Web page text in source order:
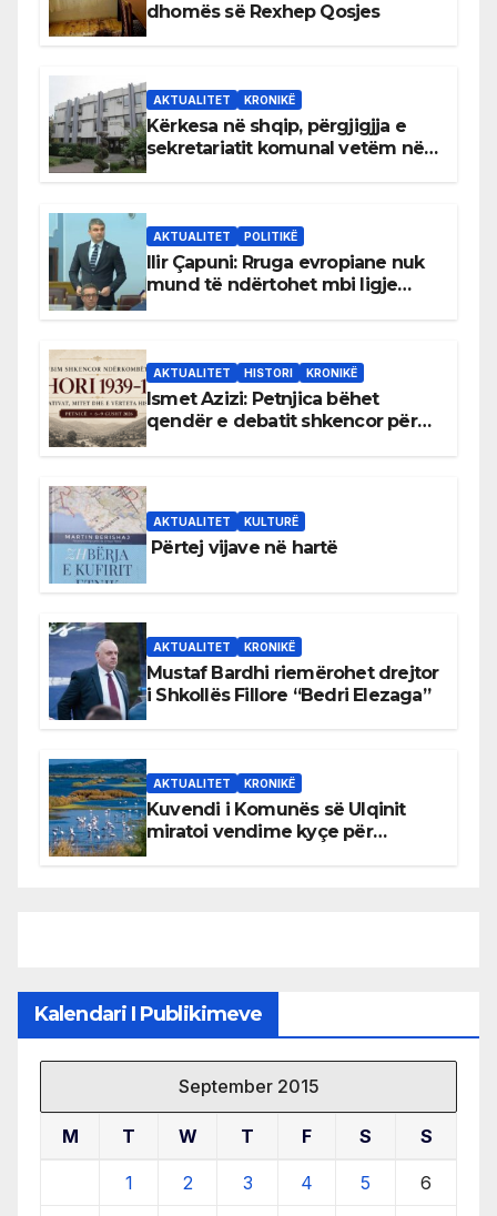
dhomës së Rexhep Qosjes
AKTUALITET KRONIKË
Kërkesa në shqip, përgjigjja e
sekretariatit komunal vetëm në
AKTUALITET POLITIKË
Ilir Çapuni: Rruga evropiane nuk
mund të ndërtohet mbi ligje
AKTUALITET HISTORI KRONIKË
Ismet Azizi: Petnjica bëhet
qendër e debatit shkencor për
AKTUALITET KULTURË
Përtej vijave në hartë
AKTUALITET KRONIKË
Mustaf Bardhi riemërohet drejtor
i Shkollës Fillore “Bedri Elezaga”
AKTUALITET KRONIKË
Kuvendi i Komunës së Ulqinit
miratoi vendime kyçe për
Kalendari I Publikimeve
September 2015
M T W T F S S
1 2 3 4 5 6